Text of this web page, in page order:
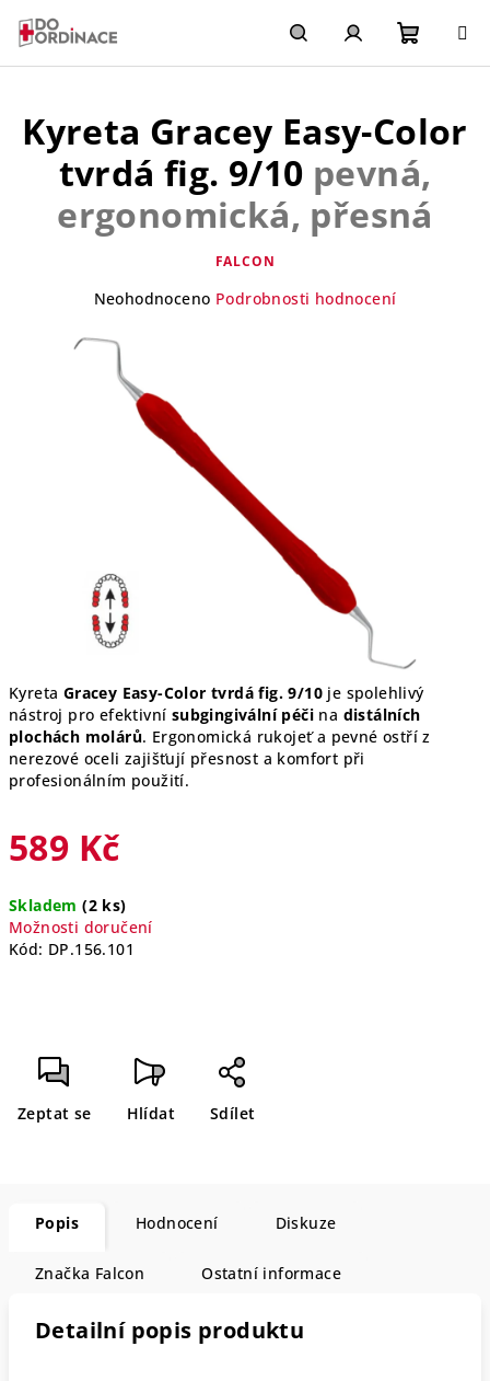
obsah
HledatPřihlášení
košík
Kyreta Gracey Easy-Color tvrdá fig. 9/10 je spolehlivý
nástroj pro efektivní subgingivální péči na distálních
plochách molárů. Ergonomická rukojeť a pevné ostří z
nerezové oceli zajišťují přesnost a komfort při
profesionálním použití.
589 Kč
cena:
Skladem(2 ks)
Možnosti doručení
Kód: DP.156.101
Zeptat se Hlídat Sdílet
Kyreta Gracey Easy-Color
tvrdá fig. 9/10 pevná,
ergonomická, přesná
FALCON
Průměrné
produktu
hvězdiček.
Neohodnoceno Podrobnosti hodnocení
Popis Hodnocení Diskuze
Značka Falcon Ostatní informace
Detailní popis produktu